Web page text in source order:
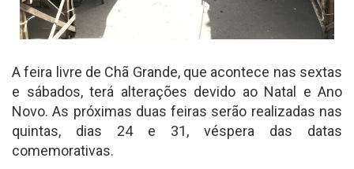
A feira livre de Chã Grande, que acontece nas sextas
e sábados, terá alterações devido ao Natal e Ano
Novo. As próximas duas feiras serão realizadas nas
quintas, dias 24 e 31, véspera das datas
comemorativas.